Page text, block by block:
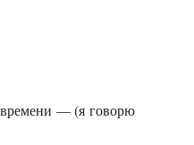
— (я говорю